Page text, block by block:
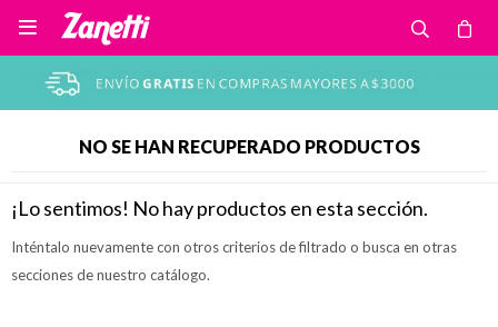

NO SE HAN RECUPERADO PRODUCTOS
¡Lo sentimos! No hay productos en esta sección.
Inténtalo nuevamente con otros criterios de filtrado o busca en otras
secciones de nuestro catálogo.